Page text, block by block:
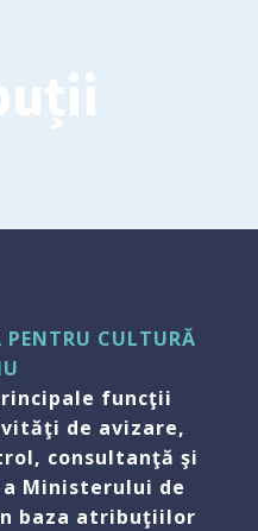
PENTRU CULTURĂ
funcţii
de avizare,
consultanţă şi
Ministerului de
baza atribuţiilor